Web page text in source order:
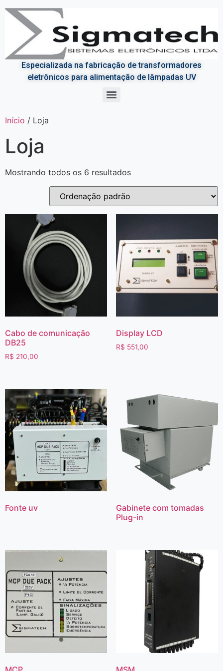
Especializada na fabricação de transformadores
eletrônicos para alimentação de lâmpadas UV
Início / Loja
Loja
Mostrando todos os 6 resultados
Cabo de comunicação
DB25
R$ 210,00
Display LCD
R$ 551,00
Fonte uv
Gabinete com tomadas
Plug-in